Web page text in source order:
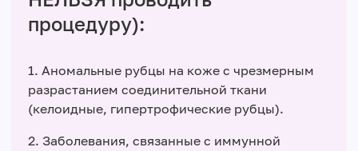
процедуру):
1. Аномальные рубцы на коже с чрезмерным
разрастанием соединительной ткани
(келоидные, гипертрофические рубцы).
2. Заболевания, связанные с иммунной